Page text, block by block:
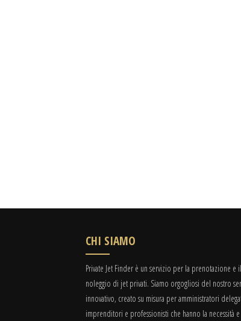
CHI SIAMO
Private Jet Finder è un servizio per la prenotazione e il
noleggio di jet privati. Siamo orgogliosi del nostro
innovativo, creato su misura per amministratori
imprenditori e professionisti che hanno la necessità